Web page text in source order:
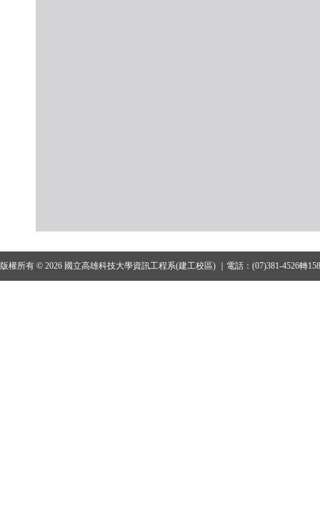
版權所有 © 2026 國立高雄科技大學資訊工程系(建工校區) ｜電話：(07)381-4526轉